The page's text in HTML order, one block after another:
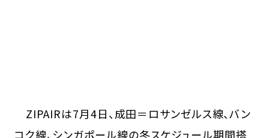
ZIPAIRは7月4日、成田＝ロサンゼルス線、バン
コク線、シンガポール線の冬スケジュール期間搭